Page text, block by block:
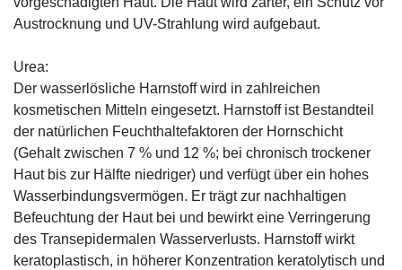
Austrocknung und UV-Strahlung wird aufgebaut.
Urea:
Der wasserlösliche Harnstoff wird in zahlreichen
kosmetischen Mitteln eingesetzt. Harnstoff ist Bestandteil
der natürlichen Feuchthaltefaktoren der Hornschicht
(Gehalt zwischen 7 % und 12 %; bei chronisch trockener
Haut bis zur Hälfte niedriger) und verfügt über ein hohes
Wasserbindungsvermögen. Er trägt zur nachhaltigen
Befeuchtung der Haut bei und bewirkt eine Verringerung
des Transepidermalen Wasserverlusts. Harnstoff wirkt
keratoplastisch, in höherer Konzentration keratolytisch und